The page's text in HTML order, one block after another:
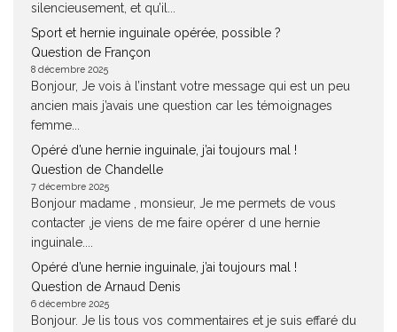
silencieusement, et qu’il...
Sport et hernie inguinale opérée, possible ?
Question de Françon
8 décembre 2025
Bonjour, Je vois à l’instant votre message qui est un peu
ancien mais j’avais une question car les témoignages
femme...
Opéré d’une hernie inguinale, j’ai toujours mal !
Question de Chandelle
7 décembre 2025
Bonjour madame , monsieur, Je me permets de vous
contacter ,je viens de me faire opérer d une hernie
inguinale....
Opéré d’une hernie inguinale, j’ai toujours mal !
Question de Arnaud Denis
6 décembre 2025
Bonjour. Je lis tous vos commentaires et je suis effaré du